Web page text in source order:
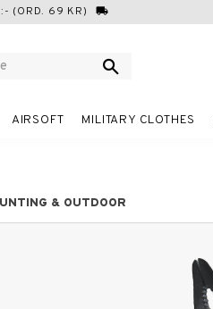
(ORD. 69 KR) local_shipping
AIRSOFT MILITARY CLOTHES
& OUTDOOR